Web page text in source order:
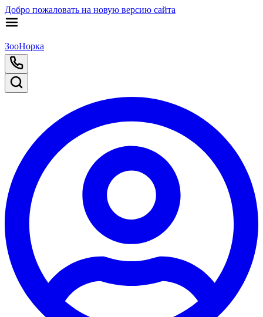
Добро пожаловать на новую версию сайта
ЗооНорка